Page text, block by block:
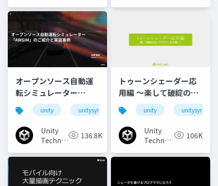
オープンソース自動運
転シミュレーター
「AWSIM」のご紹介と
実装事例
unity unitysync
Unity
Technologies136.8K
トゥーンシェーダー応
用編 ～楽して破綻のな
いアウトラインを目指
して～
unity unitysync
Unity
Technologies106K